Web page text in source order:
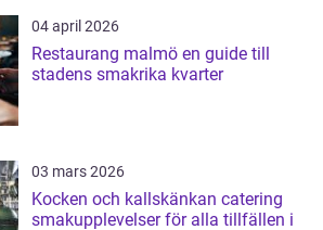
04 april 2026
Restaurang malmö en guide till
stadens smakrika kvarter
03 mars 2026
Kocken och kallskänkan catering
smakupplevelser för alla tillfällen i